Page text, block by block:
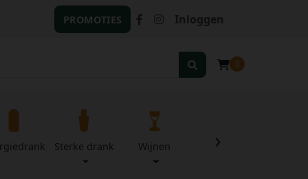
PROMOTIES Inloggen
0
Sterke drank Wijnen Zuivel
›